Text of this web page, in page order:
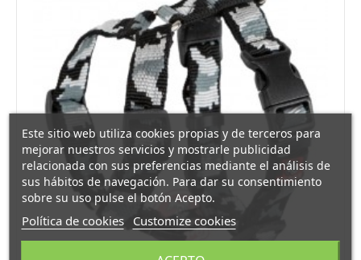
Este sitio web utiliza cookies propias y de terceros para
mejorar nuestros servicios y mostrarle publicidad
relacionada con sus preferencias mediante el análisis de
sus hábitos de navegación. Para dar su consentimiento
sobre su uso pulse el botón Acepto.
Política de cookies Customize cookies